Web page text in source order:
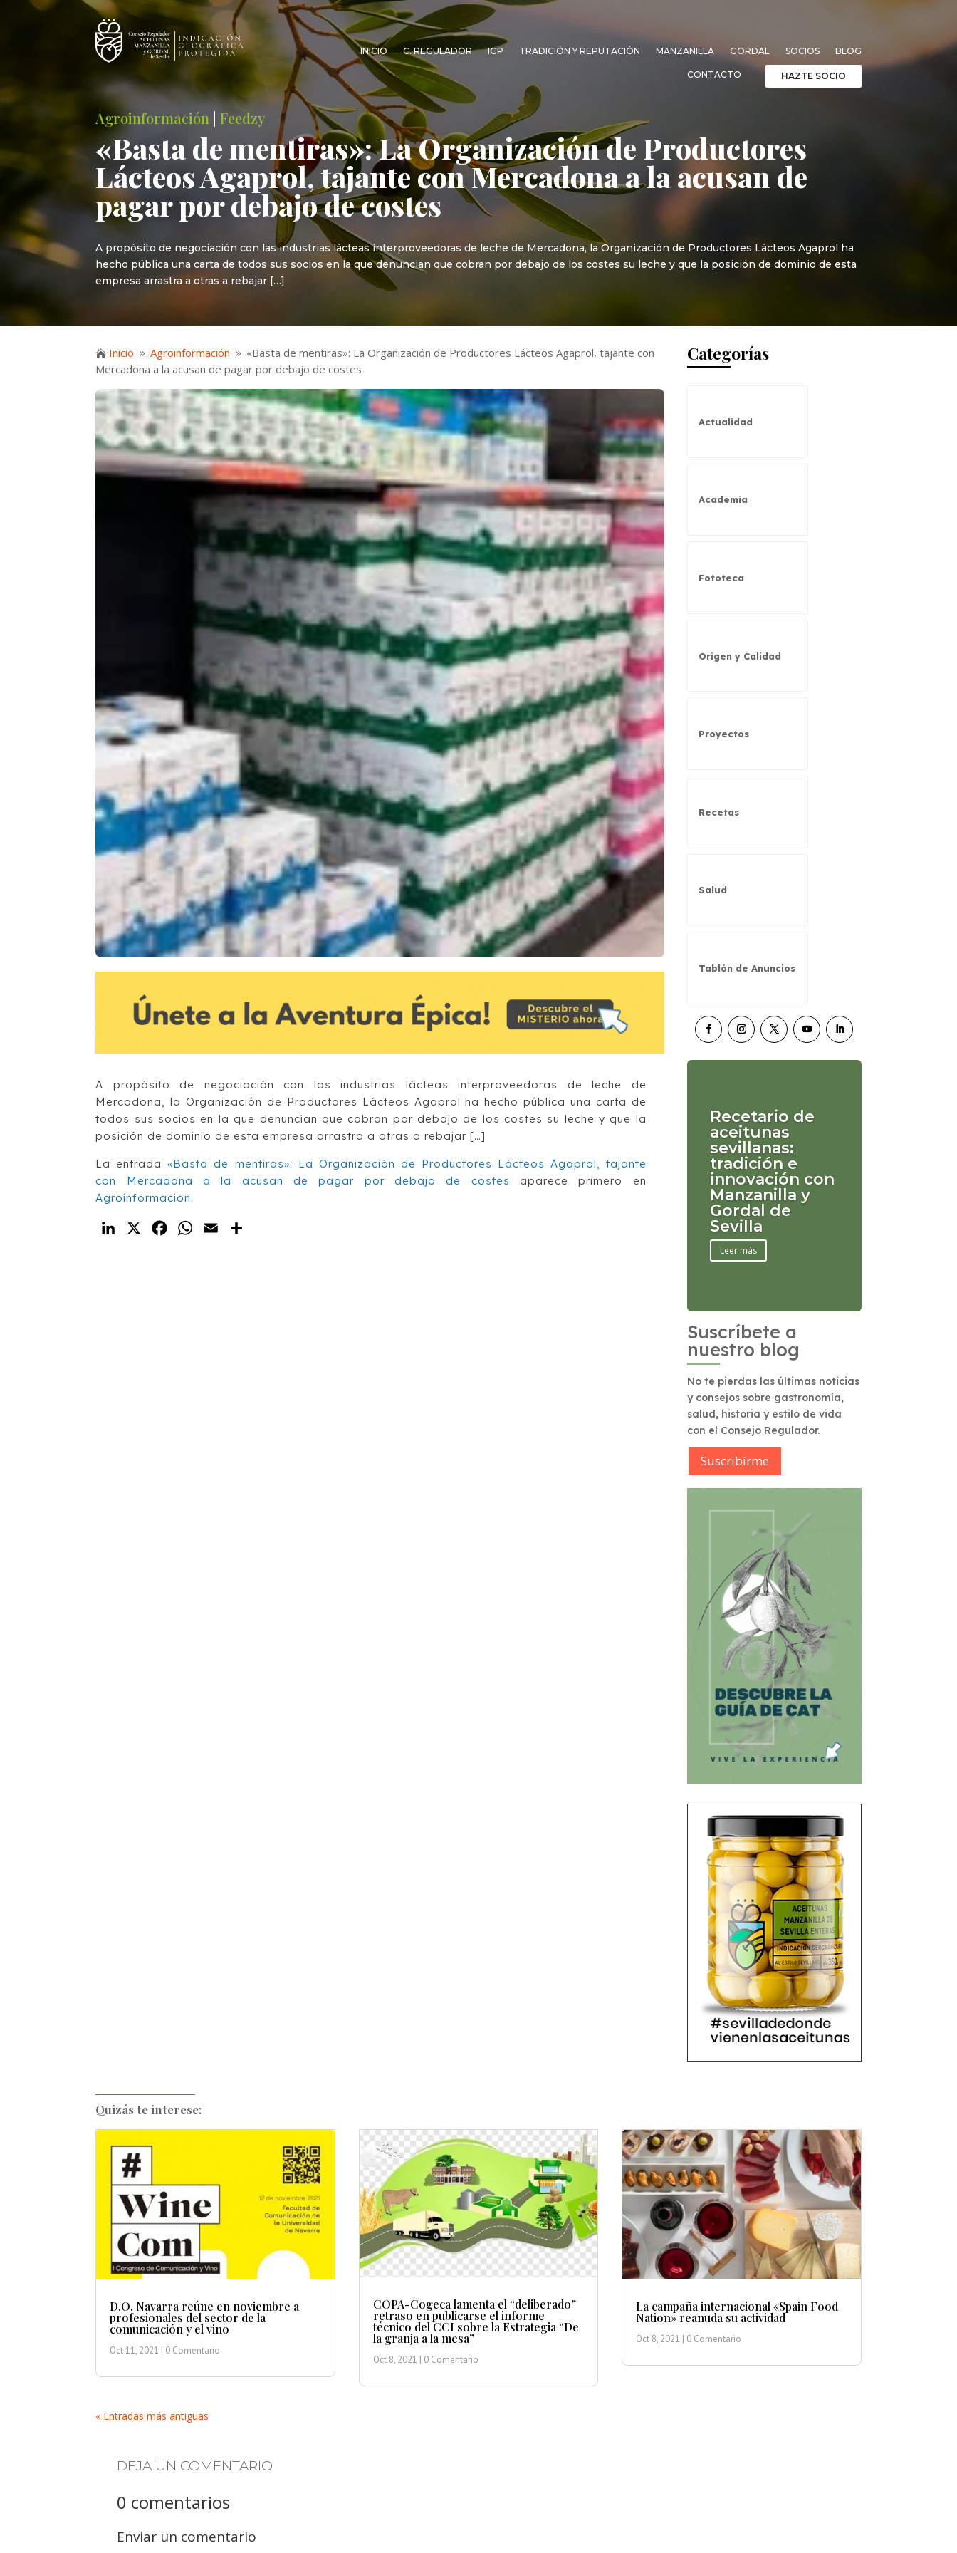
INICIO C. REGULADOR IGP TRADICIÓN Y REPUTACIÓN MANZANILLA GORDAL SOCIOS BLOG
CONTACTO HAZTE SOCIO
Agroinformación |Feedzy
«Basta de mentiras»: La Organización de Productores
Lácteos Agaprol, tajante con Mercadona a la acusan de
pagar por debajo de costes
A propósito de negociación con las industrias lácteas interproveedoras de leche de Mercadona, la Organización de Productores Lácteos Agaprol ha
hecho pública una carta de todos sus socios en la que denuncian que cobran por debajo de los costes su leche y que la posición de dominio de esta
empresa arrastra a otras a rebajar […]
 Inicio 9 Agroinformación 9 «Basta de mentiras»: La Organización de Productores Lácteos Agaprol, tajante con
Mercadona a la acusan de pagar por debajo de costes
A propósito de negociación con las industrias lácteas interproveedoras de leche de
Mercadona, la Organización de Productores Lácteos Agaprol ha hecho pública una carta de
todos sus socios en la que denuncian que cobran por debajo de los costes su leche y que la
posición de dominio de esta empresa arrastra a otras a rebajar […]
La entrada«Basta de mentiras»: La Organización de Productores Lácteos Agaprol, tajante
con Mercadona a la acusan de pagar por debajo de costes aparece primero en
Agroinformacion.
LinkedIn
X FacebookWhatsApp
Email
Categorías
Actualidad
Academia
Fototeca
Origen y Calidad
Proyectos
Recetas
Salud
Tablón de Anuncios
Recetario de
aceitunas
sevillanas:
tradición e
innovación con
Manzanilla y
Gordal de
Sevilla
Leer más
Suscríbete a
nuestro blog
No te pierdas las últimas noticias
y consejos sobre gastronomía,
salud, historia y estilo de vida
con el Consejo Regulador.
Suscribírme
Quizás te interese:
D.O. Navarra reúne en noviembre a
profesionales del sector de la
comunicación y el vino
Oct 11, 2021 | 0 Comentario
COPA-Cogeca lamenta el “deliberado”
retraso en publicarse el informe
técnico del CCI sobre la Estrategia “De
la granja a la mesa”
Oct 8, 2021 | 0 Comentario
La campaña internacional «Spain Food
Nation» reanuda su actividad
Oct 8, 2021 | 0 Comentario
« Entradas más antiguas
DEJA UN COMENTARIO
0 comentarios
Enviar un comentario